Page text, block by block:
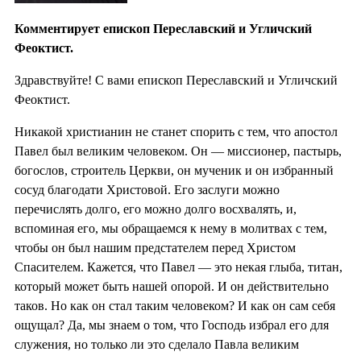
Комментирует епископ Переславский и Угличский
Феоктист.
Здравствуйте! С вами епископ Переславский и Угличский
Феоктист.
Никакой христианин не станет спорить с тем, что апостол
Павел был великим человеком. Он — миссионер, пастырь,
богослов, строитель Церкви, он мученик и он избранный
сосуд благодати Христовой. Его заслуги можно
перечислять долго, его можно долго восхвалять, и,
вспоминая его, мы обращаемся к нему в молитвах с тем,
чтобы он был нашим предстателем перед Христом
Спасителем. Кажется, что Павел — это некая глыба, титан,
который может быть нашей опорой. И он действительно
таков. Но как он стал таким человеком? И как он сам себя
ощущал? Да, мы знаем о том, что Господь избрал его для
служения, но только ли это сделало Павла великим